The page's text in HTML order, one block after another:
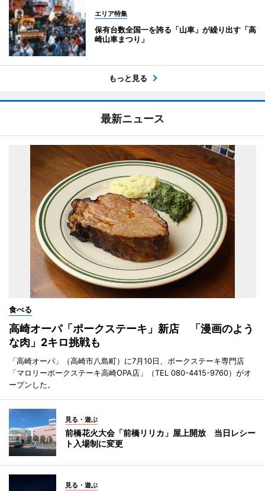
エリア特集
保有台数全国一を誇る「山車」が繰り出す「高
崎山車まつり」
もっと見る
最新ニュース
食べる
高崎オーパ「ポークステーキ」新店 「漫画のよう
な肉」2キロ挑戦も
「高崎オーパ」（高崎市八島町）に7月10日、ポークステーキ専門店
「マロリーポークステーキ高崎OPA店」（TEL 080-4415-9760）がオ
ープンした。
見る・遊ぶ
前橋花火大会「前橋リリカ」屋上開放 当日レシー
ト入場制に変更
見る・遊ぶ